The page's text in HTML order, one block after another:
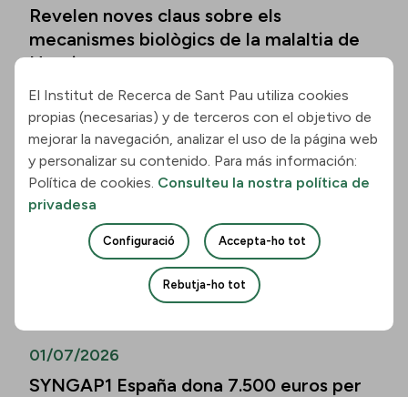
Revelen noves claus sobre els
mecanismes biològics de la malaltia de
Huntington
Llegir la notícia
01/07/2026
Els biomarcadors de la malaltia
d’Alzheimer permeten predir el
deteriorament cognitiu també en
persones de més de vuitanta anys
01/07/2026
SYNGAP1 España dona 7.500 euros per
El Institut de Recerca de Sant Pau utiliza cookies
propias (necesarias) y de terceros con el objetivo de
mejorar la navegación, analizar el uso de la página web
y personalizar su contenido. Para más información:
Política de cookies. Consulteu la nostra política de
privadesa
Configuració Accepta-ho tot
Rebutja-ho tot